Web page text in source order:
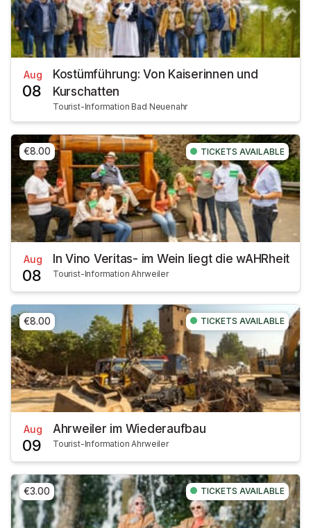
Aug
08
Kostümführung: Von Kaiserinnen und
Kurschatten
Tourist-Information Bad Neuenahr
€8.00 TICKETS AVAILABLE
Aug
08
In Vino Veritas- im Wein liegt die wAHRheit
Tourist-Information Ahrweiler
€8.00 TICKETS AVAILABLE
Aug
09
Ahrweiler im Wiederaufbau
Tourist-Information Ahrweiler
€3.00 TICKETS AVAILABLE